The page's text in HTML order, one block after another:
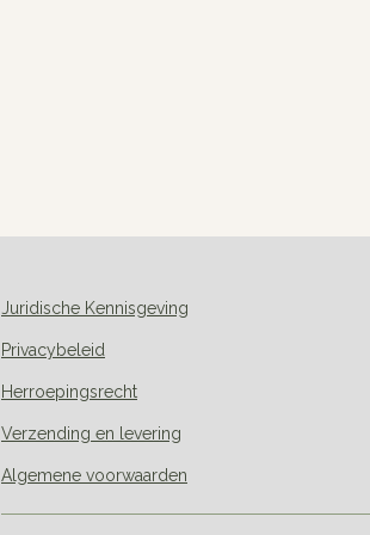
Juridische Kennisgeving
Privacybeleid
Herroepingsrecht
Verzending en levering
Algemene voorwaarden